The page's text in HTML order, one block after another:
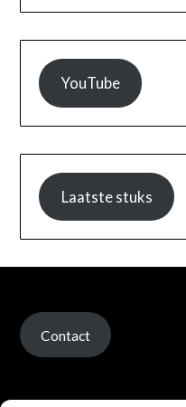
YouTube
Laatste stuks
Contact